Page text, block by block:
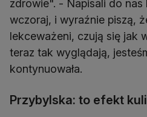
zdrowie". - Napisali do
wczoraj, i wyraźnie piszą,
lekceważeni, czują się jak
teraz tak wyglądają,
kontynuowała.
Przybylska: to efekt